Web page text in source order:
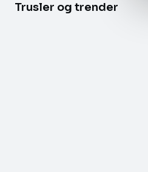
Trusler og trender